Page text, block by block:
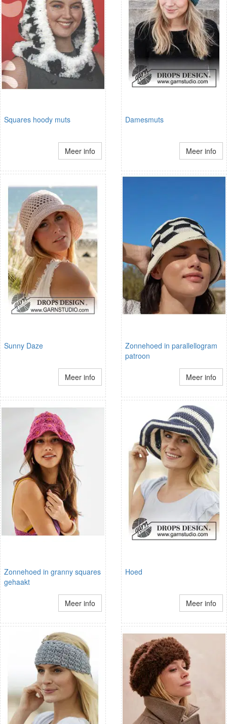
Squares hoody muts
Meer info
Damesmuts
Meer info
Sunny Daze
Meer info
Zonnehoed in parallellogram
patroon
Meer info
Zonnehoed in granny squares
gehaakt
Meer info
Hoed
Meer info